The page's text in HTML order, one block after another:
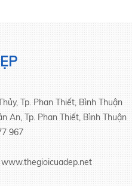
Tp. Phan Thiết, Bình Thuận
An, Tp. Phan Thiết, Bình Thuận
967